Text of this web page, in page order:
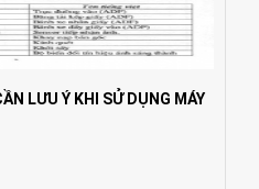
LƯU Ý KHI SỬ DỤNG MÁY